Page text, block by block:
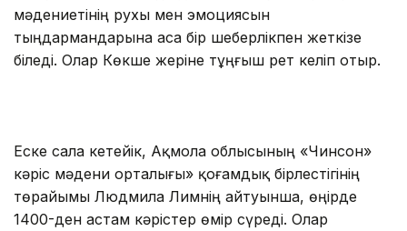
мәдениетінің рухы мен эмоциясын
тыңдармандарына аса бір шеберлікпен жеткізе
біледі. Олар Көкше жеріне тұңғыш рет келіп отыр.
Еске сала кетейік, Ақмола облысының «Чинсон»
кәріс мәдени орталығы» қоғамдық бірлестігінің
төрайымы Людмила Лимнің айтуынша, өңірде
1400-ден астам кәрістер өмір сүреді. Олар